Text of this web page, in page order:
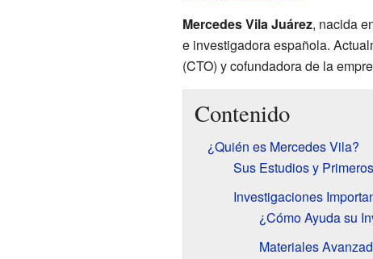
Mercedes Vila Juárez, nacida
e investigadora española.
(CTO) y cofundadora de la
Contenido
¿Quién es Mercedes Vila?
Sus Estudios y
Investigaciones
¿Cómo Ayuda su
Materiales